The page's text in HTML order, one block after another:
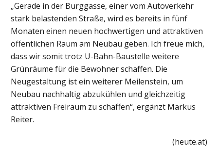
„Gerade in der Burggasse, einer vom Autoverkehr
stark belastenden Straße, wird es bereits in fünf
Monaten einen neuen hochwertigen und attraktiven
öffentlichen Raum am Neubau geben. Ich freue mich,
dass wir somit trotz U-Bahn-Baustelle weitere
Grünräume für die Bewohner schaffen. Die
Neugestaltung ist ein weiterer Meilenstein, um
Neubau nachhaltig abzukühlen und gleichzeitig
attraktiven Freiraum zu schaffen“, ergänzt Markus
Reiter.
(heute.at)